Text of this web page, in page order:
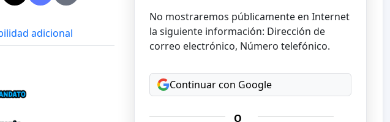
adicional
No mostraremos públicamente en Internet
la siguiente información: Dirección de
correo electrónico, Número telefónico.
Continuar con Google
O